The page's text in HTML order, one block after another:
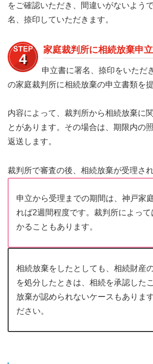
をご確認いただき、間違いがないよう
名、捺印していただきます。
4
家庭裁判所に相続放棄申
申立書に署名、捺印をいただ
の家庭裁判所に相続放棄の申立書類を提
内容によって、裁判所から相続放棄に
とがあります。その場合は、期限内の
返送します。
裁判所で審査の後、相続放棄が受理され
申立から受理までの期間は、神戸家
れば2週間程度です。裁判所によっ
かることもあります。
相続放棄をしたとしても、相続財産
を処分したときは、相続を承認した
放棄が認められないケースもありま
ださい。